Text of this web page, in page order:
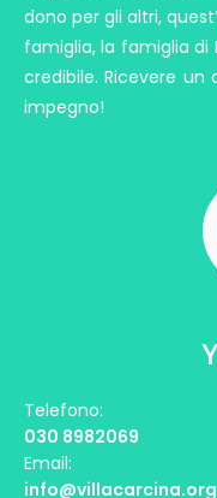
dono per gli altri,
famiglia, la famiglia di
credibile. Ricevere
impegno!
Telefono:
030 8982069
Email:
info@villacarcina.org